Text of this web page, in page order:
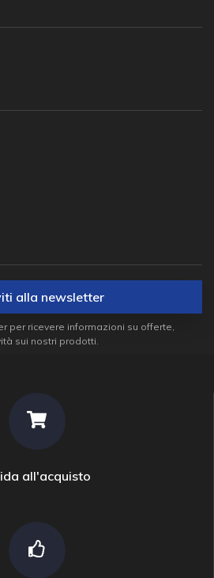
alla newsletter
per ricevere informazioni su offerte,
sui nostri prodotti.
all'acquisto